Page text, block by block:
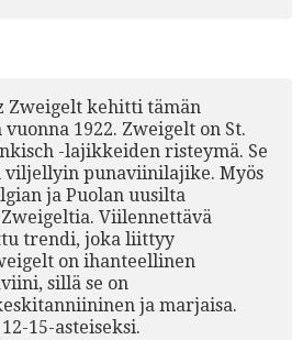
Zweigelt kehitti tämän
1922. Zweigelt on St.
-lajikkeiden risteymä. Se
viljellyin punaviinilajike. Myös
ja Puolan uusilta
Viilennettävä
trendi, joka liittyy
on ihanteellinen
sillä se on
ja marjaisa.
15-asteiseksi.